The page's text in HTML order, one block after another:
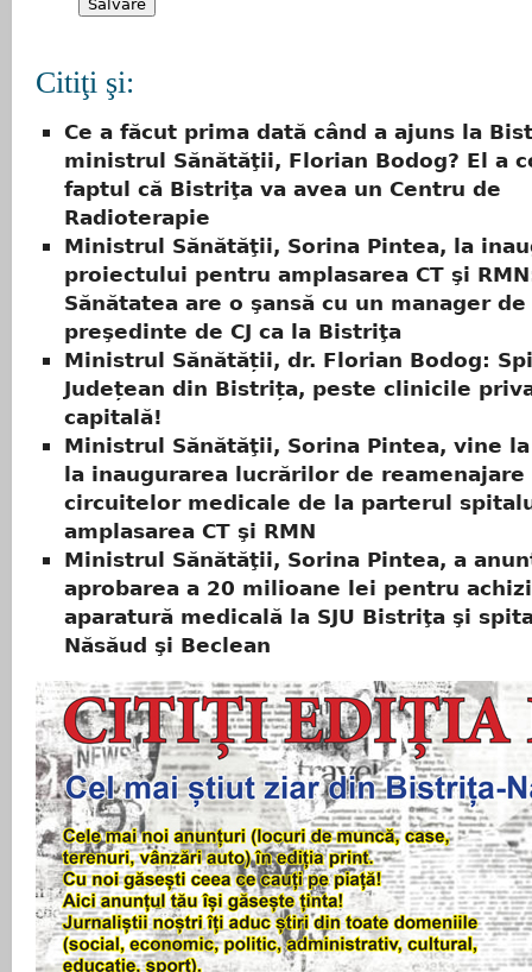
Citiţi şi:
Ce a făcut prima dată când a ajuns la
ministrul Sănătăţii, Florian Bodog? El a
faptul că Bistriţa va avea un Centru de
Radioterapie
Ministrul Sănătăţii, Sorina Pintea, la
proiectului pentru amplasarea CT şi
Sănătatea are o şansă cu un manager
preşedinte de CJ ca la Bistriţa
Ministrul Sănătății, dr. Florian Bodog:
Județean din Bistrița, peste clinicile
capitală!
Ministrul Sănătăţii, Sorina Pintea, vine
la inaugurarea lucrărilor de reamenajare
circuitelor medicale de la parterul
amplasarea CT şi RMN
Ministrul Sănătăţii, Sorina Pintea, a
aprobarea a 20 milioane lei pentru
aparatură medicală la SJU Bistriţa şi
Năsăud şi Beclean